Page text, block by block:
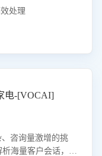
处理
电-[VOCAI]
咨询量激增的挑
海量客户会话，精